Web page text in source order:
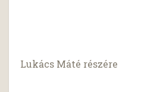
Lukács Máté részére